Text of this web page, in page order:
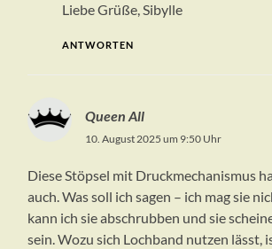
Liebe Grüße, Sibylle
ANTWORTEN
Queen All
10. August 2025 um 9:50 Uhr
Diese Stöpsel mit Druckmechanismus
auch. Was soll ich sagen – ich mag sie
kann ich sie abschrubben und sie
sein. Wozu sich Lochband nutzen lässt,